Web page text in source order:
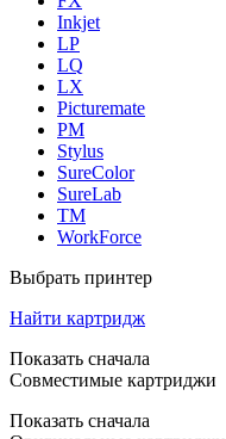
Inkjet
LP
LQ
LX
Picturemate
PM
Stylus
SureColor
SureLab
TM
WorkForce
Выбрать принтер
Найти картридж
Показать сначала
Совместимые картриджи
Показать сначала